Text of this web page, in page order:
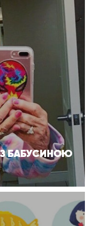
З БАБУСИНОЮ